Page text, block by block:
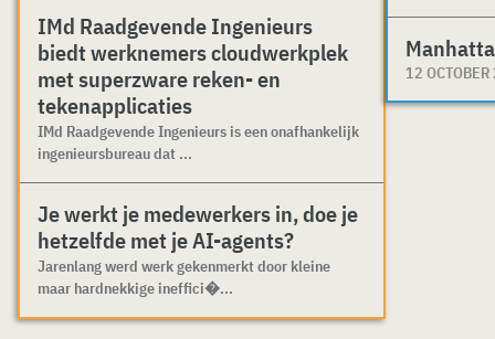
IMd Raadgevende Ingenieurs
biedt werknemers cloudwerkplek
met superzware reken- en
tekenapplicaties
IMd Raadgevende Ingenieurs is een onafhankelijk
ingenieursbureau dat ...
Je werkt je medewerkers in, doe je
hetzelfde met je AI-agents?
Jarenlang werd werk gekenmerkt door kleine
maar hardnekkige ineffici�...
12